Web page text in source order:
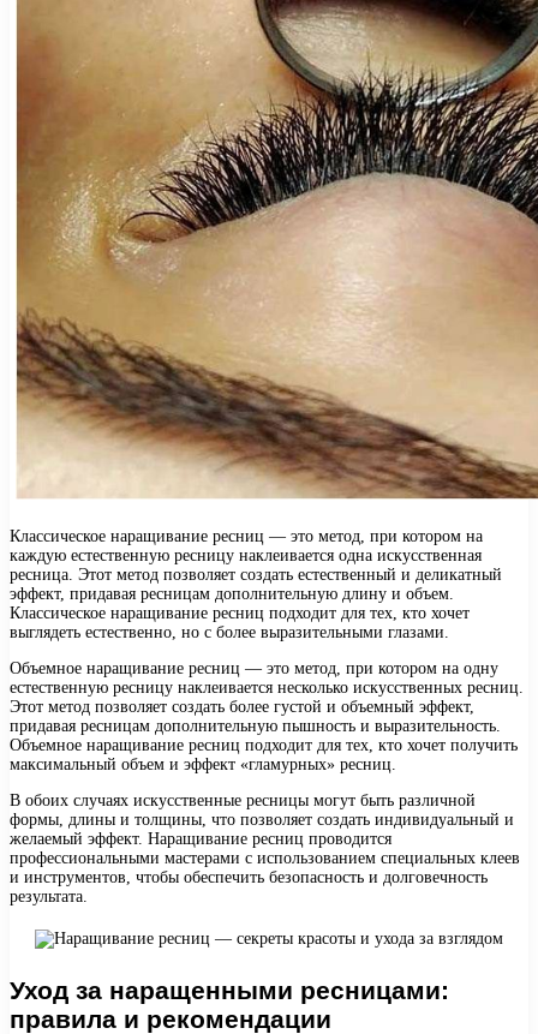
Классическое наращивание ресниц — это метод, при котором на
каждую естественную ресницу наклеивается одна искусственная
ресница. Этот метод позволяет создать естественный и деликатный
эффект, придавая ресницам дополнительную длину и объем.
Классическое наращивание ресниц подходит для тех, кто хочет
выглядеть естественно, но с более выразительными глазами.
Объемное наращивание ресниц — это метод, при котором на одну
естественную ресницу наклеивается несколько искусственных ресниц.
Этот метод позволяет создать более густой и объемный эффект,
придавая ресницам дополнительную пышность и выразительность.
Объемное наращивание ресниц подходит для тех, кто хочет получить
максимальный объем и эффект «гламурных» ресниц.
В обоих случаях искусственные ресницы могут быть различной
формы, длины и толщины, что позволяет создать индивидуальный и
желаемый эффект. Наращивание ресниц проводится
профессиональными мастерами с использованием специальных клеев
и инструментов, чтобы обеспечить безопасность и долговечность
результата.
Уход за наращенными ресницами:
правила и рекомендации